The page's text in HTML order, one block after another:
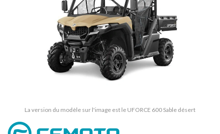
La version du modèle sur l'image est le UFORCE 600 Sable désert